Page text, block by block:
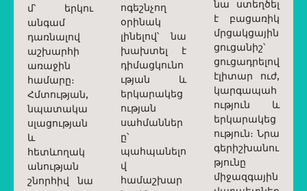
մ՝ երկու
անգամ
դառնալով
աշխարհի
առաջին
համարը։
Հմտության,
նպատակա
սլացության
և
հետևողակ
անության
շնորհիվ նա
ոգեշնչող
օրինակ
լինելով՝ նա
խախտել է
դիմացկունո
ւթյան և
երկարակեց
ության
սահմաններ
ը՝
պահպանելո
վ
համաշխար
նա ստեղծել
է բացառիկ
մրցակցային
ցուցանիշ՝
ցուցադրելով
էլիտար ուժ,
կարգապահ
ություն և
երկարակեց
ություն։ Նրա
գերիշխանու
թյունը
միջազգային